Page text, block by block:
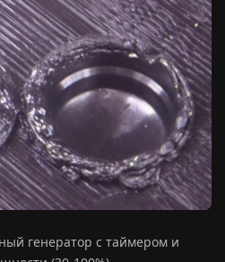
генератор с таймером и